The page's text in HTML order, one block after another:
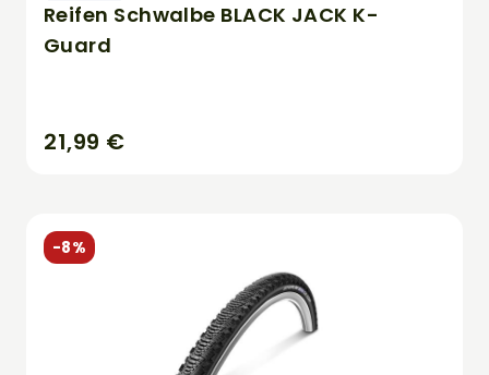
Reifen Schwalbe BLACK JACK K-
Guard
21,99 €
-8%